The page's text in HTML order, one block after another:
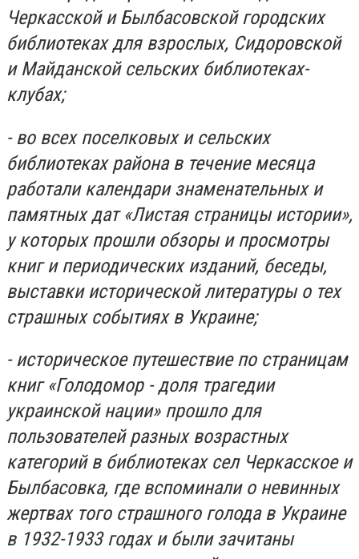
Черкасской и Былбасовской городских
библиотеках для взрослых, Сидоровской
и Майданской сельских библиотеках-
клубах;
- во всех поселковых и сельских
библиотеках района в течение месяца
работали календари знаменательных и
памятных дат «Листая страницы истории»,
у которых прошли обзоры и просмотры
книг и периодических изданий, беседы,
выставки исторической литературы о тех
страшных событиях в Украине;
- историческое путешествие по страницам
книг «Голодомор - доля трагедии
украинской нации» прошло для
пользователей разных возрастных
категорий в библиотеках сел Черкасское и
Былбасовка, где вспоминали о невинных
жертвах того страшного голода в Украине
в 1932-1933 годах и были зачитаны